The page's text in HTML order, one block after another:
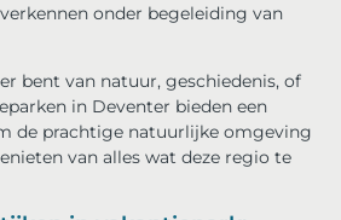
onder begeleiding van
bent van natuur, geschiedenis, of
in Deventer bieden een
de prachtige natuurlijke omgeving
van alles wat deze regio te